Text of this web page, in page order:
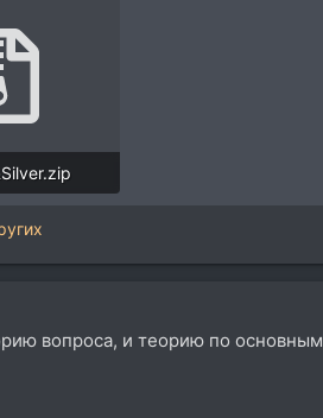
вопроса, и теорию по